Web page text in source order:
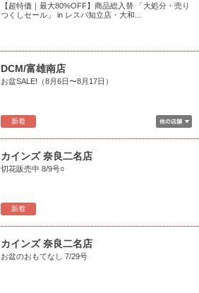
【超特価｜最大80%OFF】商品総入替 「大処分・売り
つくしセール」 in レスパ知立店・大和...
新着
DCM/富雄南店
お盆SALE!（8月6日〜8月17日）
新着
カインズ 奈良二名店
切花販売中 8/9号○
カインズ 奈良二名店
お盆のおもてなし 7/29号